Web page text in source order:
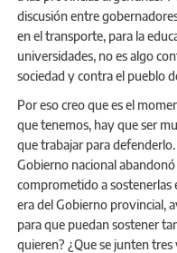
discusión entre
en el transporte, para la
universidades, no es algo
sociedad y contra el pueblo
Por eso creo que es el
que tenemos, hay que ser
que trabajar para
Gobierno nacional
comprometido a sostenerlas
era del Gobierno provincial,
para que puedan sostener
quieren? ¿Que se junten